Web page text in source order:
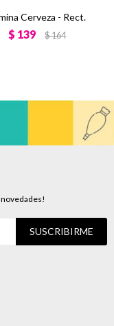
Cerveza - Rect.
$ 139 $164
SUSCRIBIRME